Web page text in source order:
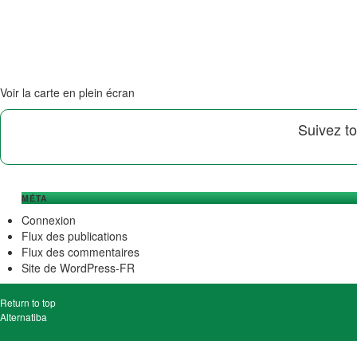
Voir la carte en plein écran
Suivez
MÉTA
Connexion
Flux des publications
Flux des commentaires
Site de WordPress-FR
Return to top
Alternatiba